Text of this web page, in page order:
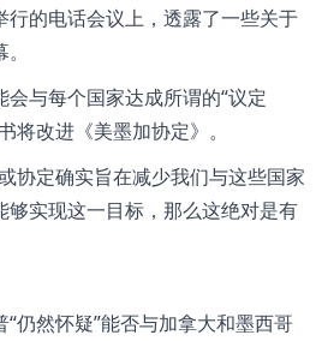
行的电话会议上，透露了一些关于
与每个国家达成所谓的 议定
将改进《美墨加协定》。
协定确实旨在减少我们与这些国家
够实现这一目标，那么这绝对是有
仍然怀疑 能否与加拿大和墨西哥